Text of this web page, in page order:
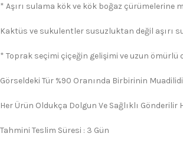
* Aşırı sulama kök ve kök boğaz çürümelerine
Kaktüs ve sukulentler susuzluktan değil aşırı
* Toprak seçimi çiçeğin gelişimi ve uzun
Görseldeki Tür %90 Oranında Birbirinin
Her Ürün Oldukça Dolgun Ve Sağlıklı
Tahmini Teslim Süresi : 3 Gün